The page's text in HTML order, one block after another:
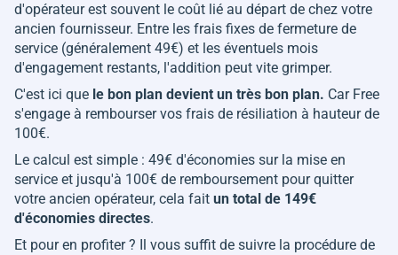
d'opérateur est souvent le coût lié au départ de chez votre
ancien fournisseur. Entre les frais fixes de fermeture de
service (généralement 49€) et les éventuels mois
d'engagement restants, l'addition peut vite grimper.
C'est ici que le bon plan devient un très bon plan. Car Free
s'engage à rembourser vos frais de résiliation à hauteur de
100€.
Le calcul est simple : 49€ d'économies sur la mise en
service et jusqu'à 100€ de remboursement pour quitter
votre ancien opérateur, cela fait un total de 149€
d'économies directes.
Et pour en profiter ? Il vous suffit de suivre la procédure de